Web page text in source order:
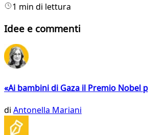
1 min di lettura
Idee e commenti
«Ai bambini di Gaza il Premio Nobel
di Antonella Mariani